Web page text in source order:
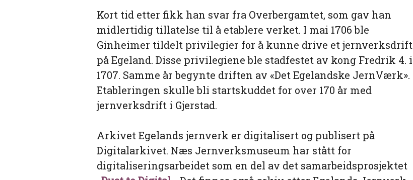
Kort tid etter fikk han svar fra Overbergamtet, som gav han
midlertidig tillatelse til å etablere verket. I mai 1706 ble
Ginheimer tildelt privilegier for å kunne drive et jernverksdrift
på Egeland. Disse privilegiene ble stadfestet av kong Fredrik 4. i
1707. Samme år begynte driften av «Det Egelandske JernVærk».
Etableringen skulle bli startskuddet for over 170 år med
jernverksdrift i Gjerstad.
Arkivet Egelands jernverk er digitalisert og publisert på
Digitalarkivet. Næs Jernverksmuseum har stått for
digitaliseringsarbeidet som en del av det samarbeidsprosjektet